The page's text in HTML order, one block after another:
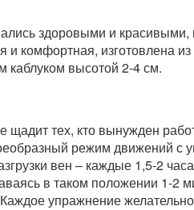
здоровыми и
комфортная, изготовлена
каблуком высотой 2-4 см.
щадит тех, кто вынужден
режим движений с
вен – каждые 1,5-2
в таком положении 1-2
упражнение